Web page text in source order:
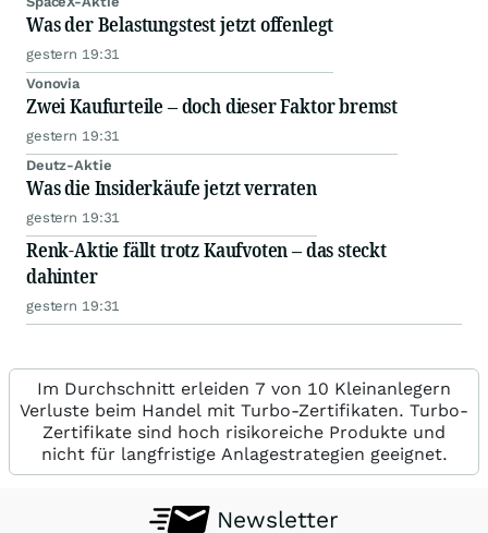
Was der Belastungstest jetzt offenlegt
gestern 19:31
Vonovia
Zwei Kaufurteile – doch dieser Faktor bremst
gestern 19:31
Deutz-Aktie
Was die Insiderkäufe jetzt verraten
gestern 19:31
Renk-Aktie fällt trotz Kaufvoten – das steckt
dahinter
gestern 19:31
Im Durchschnitt erleiden 7 von 10 Kleinanlegern
Verluste beim Handel mit Turbo-Zertifikaten. Turbo-
Zertifikate sind hoch risikoreiche Produkte und
nicht für langfristige Anlagestrategien geeignet.
Newsletter